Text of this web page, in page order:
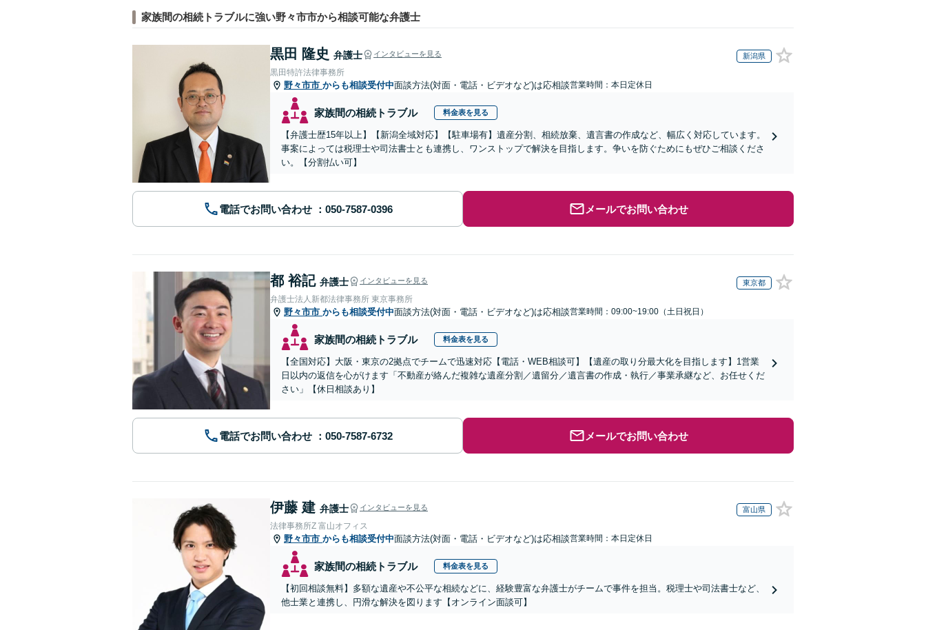
家族間の相続トラブルに強い野々市市から相談可能な弁護士
黒田 隆史 弁護士 インタビューを見る 新潟県
黒田特許法律事務所
野々市市 からも相談受付中面談方法(対面・電話・ビデオなど)は応相談営業時間：本日定休日
家族間の相続トラブル 料金表を見る
【弁護士歴15年以上】【新潟全域対応】【駐車場有】遺産分割、相続放棄、遺言書の作成など、幅広く対応しています。
事案によっては税理士や司法書士とも連携し、ワンストップで解決を目指します。争いを防ぐためにもぜひご相談くださ
い。【分割払い可】
電話でお問い合わせ メールでお問い合わせ
都 裕記 弁護士 インタビューを見る 東京都
弁護士法人新都法律事務所 東京事務所
野々市市 からも相談受付中面談方法(対面・電話・ビデオなど)は応相談営業時間：09:00~19:00（土日祝日）
家族間の相続トラブル 料金表を見る
【全国対応】大阪・東京の2拠点でチームで迅速対応【電話・WEB相談可】【遺産の取り分最大化を目指します】1営業
日以内の返信を心がけます「不動産が絡んだ複雑な遺産分割／遺留分／遺言書の作成・執行／事業承継など、お任せくだ
さい」【休日相談あり】
電話でお問い合わせ メールでお問い合わせ
伊藤 建 弁護士 インタビューを見る 富山県
法律事務所Z 富山オフィス
野々市市 からも相談受付中面談方法(対面・電話・ビデオなど)は応相談営業時間：本日定休日
家族間の相続トラブル 料金表を見る
【初回相談無料】多額な遺産や不公平な相続などに、経験豊富な弁護士がチームで事件を担当。税理士や司法書士など、
他士業と連携し、円滑な解決を図ります【オンライン面談可】